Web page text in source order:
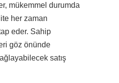
mükemmel durumda
her zaman
eder. Sahip
göz önünde
satış